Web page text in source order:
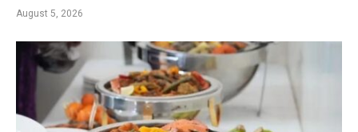
August 5, 2026